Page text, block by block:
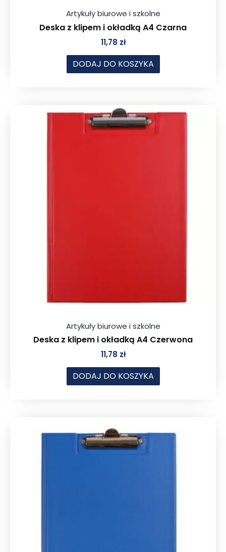
Artykuły biurowe i szkolne
Deska z klipem i okładką A4 Czarna
11,78 zł
DODAJ DO KOSZYKA
Artykuły biurowe i szkolne
Deska z klipem i okładką A4 Czerwona
11,78 zł
DODAJ DO KOSZYKA